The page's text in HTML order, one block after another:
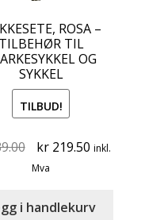
ROSA –
TILBEHØR TIL
OG
SYKKEL
TILBUD!
Original
price
kr 439.00.
kr219.50Current
kr 219.50.
inkl.
Mva
i handlekurv